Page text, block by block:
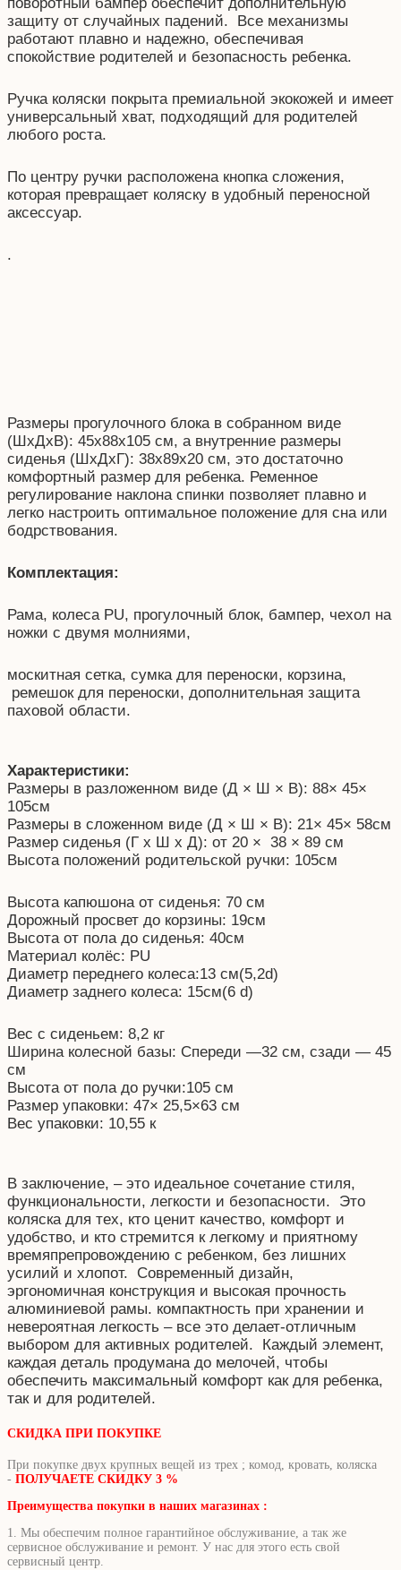
защиту от случайных падений. Все механизмы
работают плавно и надежно, обеспечивая
спокойствие родителей и безопасность ребенка.
Ручка коляски покрыта премиальной экокожей и имеет
универсальный хват, подходящий для родителей
любого роста.
По центру ручки расположена кнопка сложения,
которая превращает коляску в удобный переносной
аксессуар.
.
Размеры прогулочного блока в собранном виде
(ШхДхВ): 45x88x105 см, а внутренние размеры
сиденья (ШхДхГ): 38x89x20 см, это достаточно
комфортный размер для ребенка. Ременное
регулирование наклона спинки позволяет плавно и
легко настроить оптимальное положение для сна или
бодрствования.
Комплектация:
Рама, колеса PU, прогулочный блок, бампер, чехол на
ножки с двумя молниями,
москитная сетка, сумка для переноски, корзина,
ремешок для переноски, дополнительная защита
паховой области.
Характеристики:
Размеры в разложенном виде (Д × Ш × В): 88× 45×
105см
Размеры в сложенном виде (Д × Ш × В): 21× 45× 58см
Размер сиденья (Г х Ш х Д): от 20 × 38 × 89 см
Высота положений родительской ручки: 105см
Высота капюшона от сиденья: 70 см
Дорожный просвет до корзины: 19см
Высота от пола до сиденья: 40см
Материал колёс: PU
Диаметр переднего колеса:13 см(5,2d)
Диаметр заднего колеса: 15см(6 d)
Вес с сиденьем: 8,2 кг
Ширина колесной базы: Спереди —32 см, сзади — 45
см
Высота от пола до ручки:105 см
Размер упаковки: 47× 25,5×63 см
Вес упаковки: 10,55 к
В заключение, – это идеальное сочетание стиля,
функциональности, легкости и безопасности. Это
коляска для тех, кто ценит качество, комфорт и
удобство, и кто стремится к легкому и приятному
времяпрепровождению с ребенком, без лишних
усилий и хлопот. Современный дизайн,
эргономичная конструкция и высокая прочность
алюминиевой рамы. компактность при хранении и
невероятная легкость – все это делает-отличным
выбором для активных родителей. Каждый элемент,
каждая деталь продумана до мелочей, чтобы
обеспечить максимальный комфорт как для ребенка,
так и для родителей.
СКИДКА ПРИ ПОКУПКЕ
При покупке двух крупных вещей из трех ; комод, кровать, коляска
- ПОЛУЧАЕТЕ СКИДКУ 3 %
Преимущества покупки в наших магазинах :
1. Мы обеспечим полное гарантийное обслуживание, а так же
сервисное обслуживание и ремонт. У нас для этого есть свой
сервисный центр.